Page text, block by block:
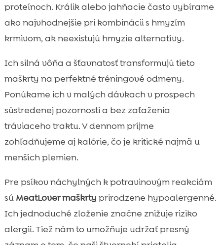
proteínoch. Králik alebo jahňacie často vybírame
ako najvhodnejšie pri kombinácii s hmyzím
krmivom, ak neexistujú hmyzie alternatívy.
Ich silná vôňa a šťavnatosť transformujú tieto
maškrty na perfektné tréningové odmeny.
Ponúkame ich v malých dávkach v prospech
sústredenej pozornosti a bez zaťaženia
tráviaceho traktu. V dennom príjme
zohľadňujeme aj kalórie, čo je kritické najmä u
menších plemien.
Pre psíkov náchylných k potravinovým reakciám
sú MeatLover maškrty prirodzene hypoalergenné.
Ich jednoduché zloženie značne znižuje riziko
alergií. Tiež nám to umožňuje udržať presný